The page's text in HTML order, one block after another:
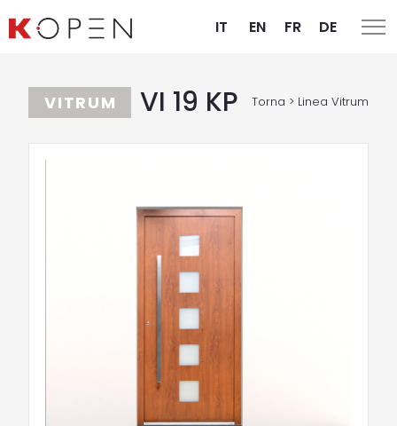
IT EN FR DE
VITRUM VI 19 KP Torna > Linea Vitrum